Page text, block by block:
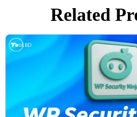
Related